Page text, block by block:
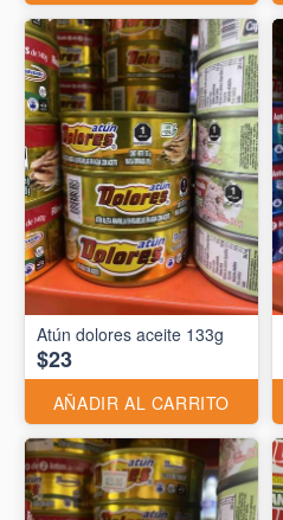
Atún dolores aceite 133g
$23
AÑADIR AL CARRITO